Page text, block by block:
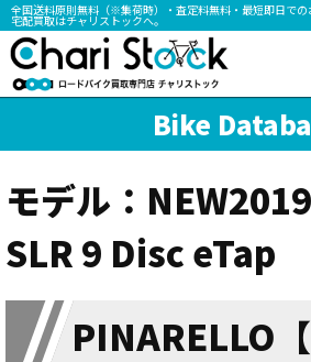
全国送料原則無料（※集荷時）・査定料無料・最短即日で
宅配買取はチャリストックへ。
Bike
モデル：
SLR 9 Disc eTap
PINARELLO【